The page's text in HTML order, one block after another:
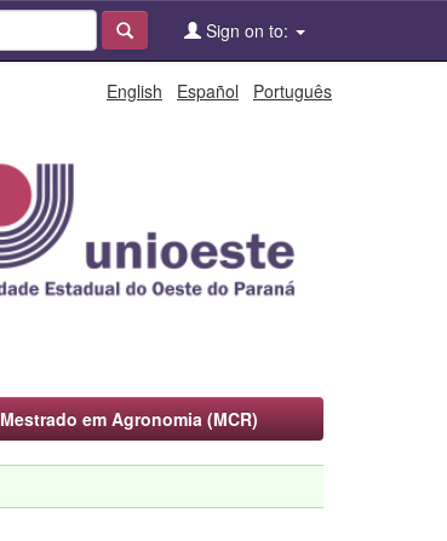
Sign on to:
English Español Português
Mestrado em Agronomia (MCR)